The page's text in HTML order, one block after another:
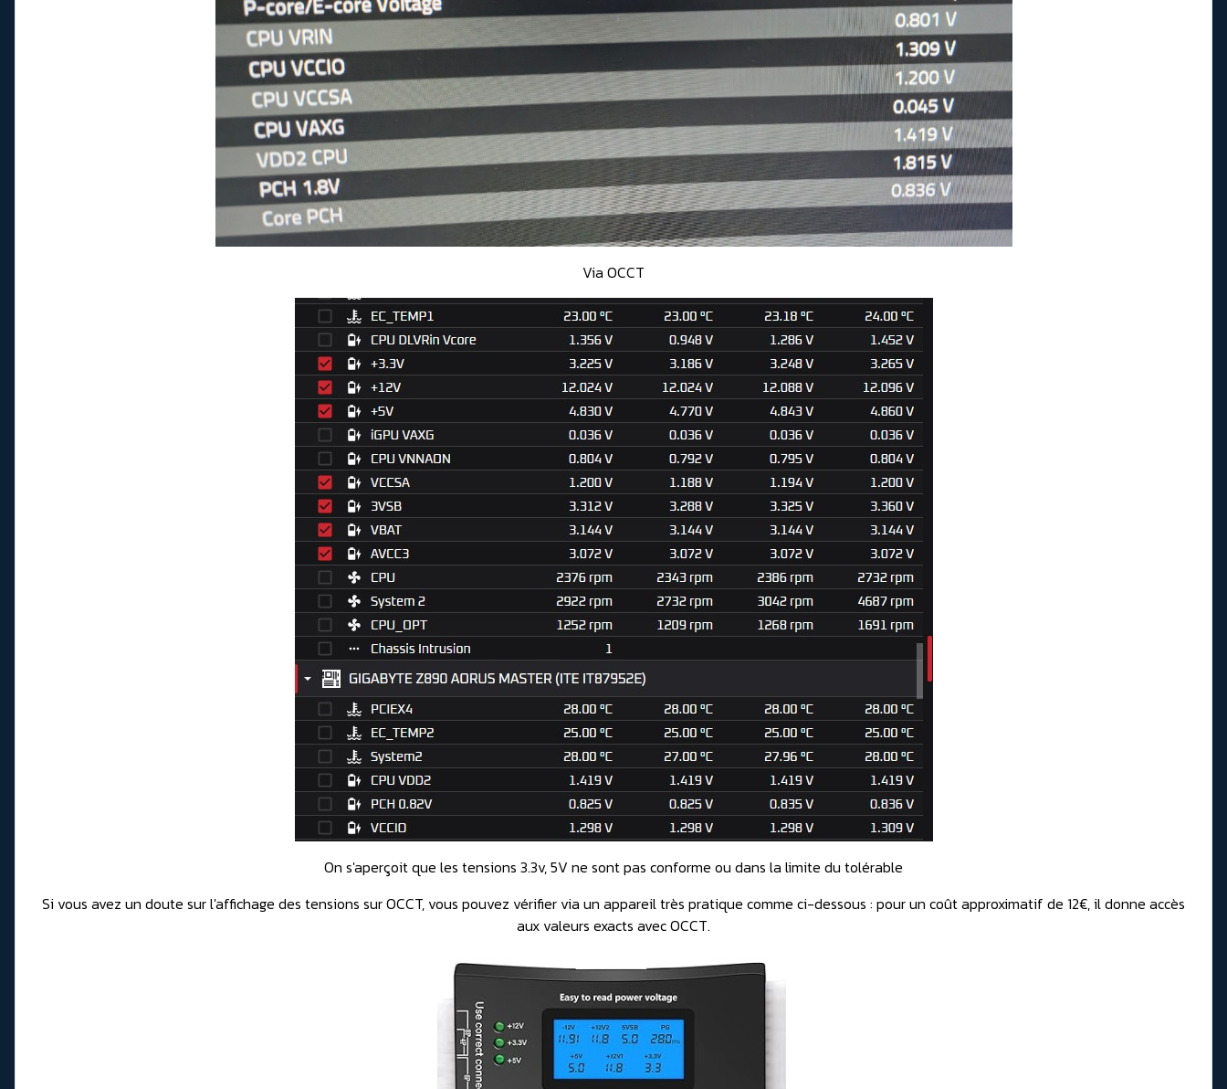
Via OCCT
On s'aperçoit que les tensions 3.3v, 5V ne sont pas conforme ou dans la limite du tolérable
Si vous avez un doute sur l'affichage des tensions sur OCCT, vous pouvez vérifier via un appareil très pratique comme ci-dessous : pour un coût approximatif de 12€, il donne accès
aux valeurs exacts avec OCCT.